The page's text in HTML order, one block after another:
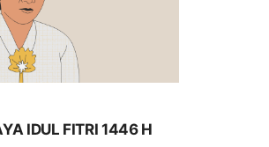
IDUL FITRI 1446 H